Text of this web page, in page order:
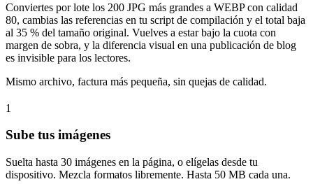
Conviertes por lote los 200 JPG más grandes a WEBP con calidad
80, cambias las referencias en tu script de compilación y el total baja
al 35 % del tamaño original. Vuelves a estar bajo la cuota con
margen de sobra, y la diferencia visual en una publicación de blog
es invisible para los lectores.
Mismo archivo, factura más pequeña, sin quejas de calidad.
1
Sube tus imágenes
Suelta hasta 30 imágenes en la página, o elígelas desde tu
dispositivo. Mezcla formatos libremente. Hasta 50 MB cada una.